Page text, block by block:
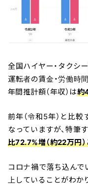
全国ハイヤー・タクシ
運転者の賃金・労働時
年間推計額（年収）は約
前年（令和5年）と比較
なっていますが、特筆
比72.7%増（約22万円
コロナ禍で落ち込んで
上していることがわか